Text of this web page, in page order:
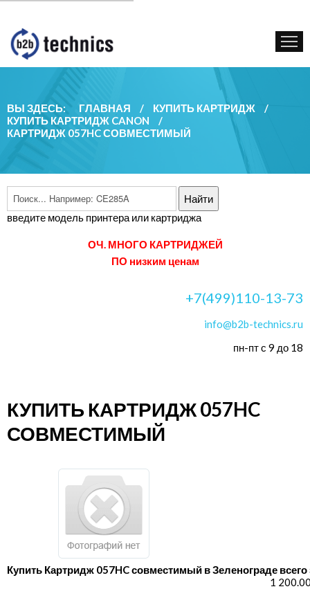
КУПИТЬ КАРТРИДЖ
ГОС. УЧРЕЖДЕНИЯМ
КОНТАКТЫ
ВЫ ЗДЕСЬ: ГЛАВНАЯ / КУПИТЬ КАРТРИДЖ
/
КУПИТЬ КАРТРИДЖ CANON
/
КАРТРИДЖ 057HC СОВМЕСТИМЫЙ
введите модель принтера или картриджа
ОЧ. МНОГО КАРТРИДЖЕЙ
ПО низким ценам
+7(499)110-13-73
info@b2b-technics.ru
пн-пт с 9 до 18
КУПИТЬ КАРТРИДЖ 057HC
СОВМЕСТИМЫЙ
Купить Картридж 057HC совместимый в Зеленограде всего
1